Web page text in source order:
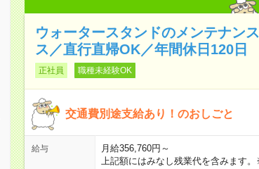
ウォータースタンドのメンテナン
ス／直行直帰OK／年間休日120日
正社員 職種未経験OK
交通費別途支給あり！のおしごと
給与
月給356,760円～
上記額にはみなし残業代を含みます